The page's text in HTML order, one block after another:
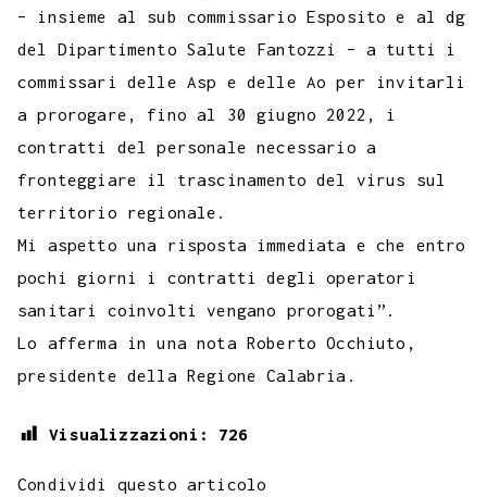
– insieme al sub commissario Esposito e al dg
del Dipartimento Salute Fantozzi – a tutti i
commissari delle Asp e delle Ao per invitarli
a prorogare, fino al 30 giugno 2022, i
contratti del personale necessario a
fronteggiare il trascinamento del virus sul
territorio regionale.
Mi aspetto una risposta immediata e che entro
pochi giorni i contratti degli operatori
sanitari coinvolti vengano prorogati”.
Lo afferma in una nota Roberto Occhiuto,
presidente della Regione Calabria.
Visualizzazioni: 726
Condividi questo articolo